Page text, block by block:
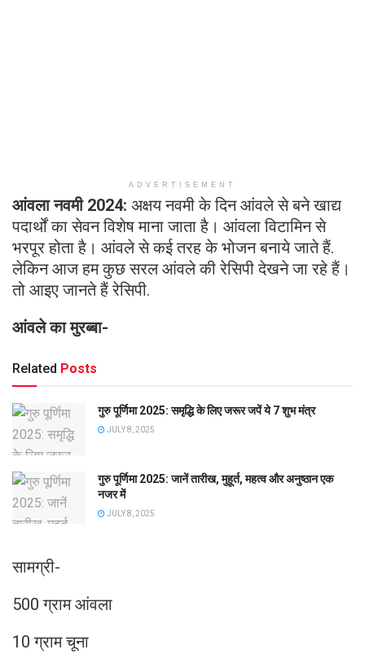
ADVERTISEMENT
आंवला नवमी 2024: अक्षय नवमी के दिन आंवले से बने खाद्य
पदार्थों का सेवन विशेष माना जाता है। आंवला विटामिन से
भरपूर होता है। आंवले से कई तरह के भोजन बनाये जाते हैं.
लेकिन आज हम कुछ सरल आंवले की रेसिपी देखने जा रहे हैं।
तो आइए जानते हैं रेसिपी.
आंवले का मुरब्बा-
Related Posts
गुरु पूर्णिमा 2025: समृद्धि के लिए जरूर जपें ये 7 शुभ मंत्र
JULY 8, 2025
गुरु पूर्णिमा 2025: जानें तारीख, मुहूर्त, महत्व और अनुष्ठान एक
नजर में
JULY 8, 2025
सामग्री-
500 ग्राम आंवला
10 ग्राम चूना